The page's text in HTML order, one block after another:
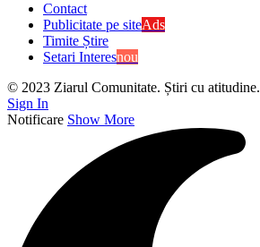
Contact
Publicitate pe siteAds
Timite Știre
Setari Interesnou
© 2023 Ziarul Comunitate. Știri cu atitudine.
Sign In
Notificare Show More